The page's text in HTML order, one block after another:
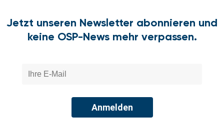
Jetzt unseren Newsletter abonnieren und
keine OSP-News mehr verpassen.
Anmelden